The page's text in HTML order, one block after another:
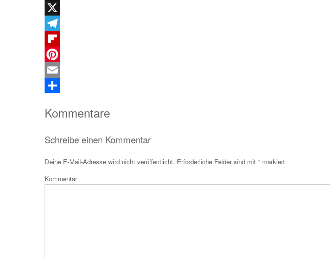
WhatsApp
X
Telegram
Flipboard
Pinterest
Email
Kommentare
Schreibe einen Kommentar
Deine E-Mail-Adresse wird nicht veröffentlicht. Erforderliche Felder sind mit * markiert